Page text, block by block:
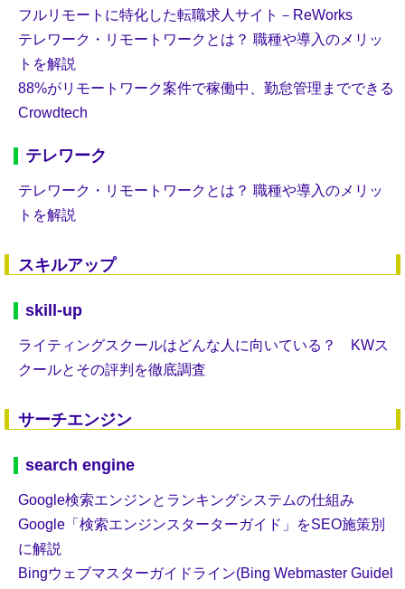
フルリモートに特化した転職求人サイト－ReWorks
テレワーク・リモートワークとは？ 職種や導入のメリッ
トを解説
88%がリモートワーク案件で稼働中、勤怠管理までできる
Crowdtech
テレワーク
テレワーク・リモートワークとは？ 職種や導入のメリッ
トを解説
スキルアップ
skill-up
ライティングスクールはどんな人に向いている？ KWス
クールとその評判を徹底調査
サーチエンジン
search engine
Google検索エンジンとランキングシステムの仕組み
Google「検索エンジンスターターガイド」をSEO施策別
に解説
Bingウェブマスターガイドライン(Bing Webmaster Guidel